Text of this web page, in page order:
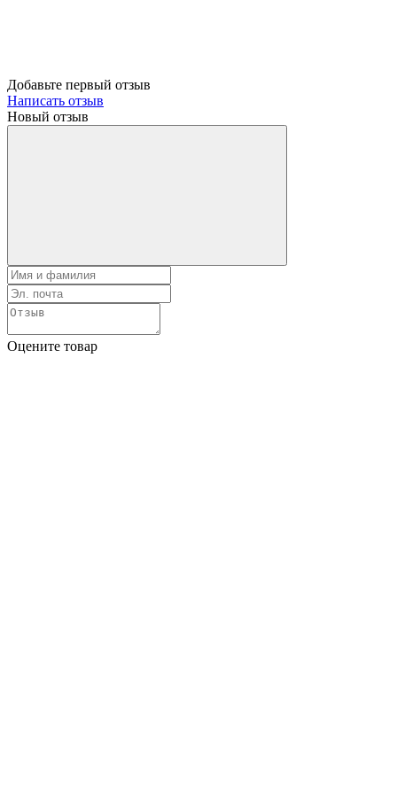
Добавьте первый отзыв
Написать отзыв
Новый отзыв
Оцените товар